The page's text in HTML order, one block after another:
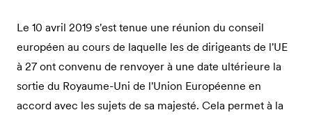
Le 10 avril 2019 s'est tenue une réunion du conseil
européen au cours de laquelle les de dirigeants de l'UE
à 27 ont convenu de renvoyer à une date ultérieure la
sortie du Royaume-Uni de l'Union Européenne en
accord avec les sujets de sa majesté. Cela permet à la